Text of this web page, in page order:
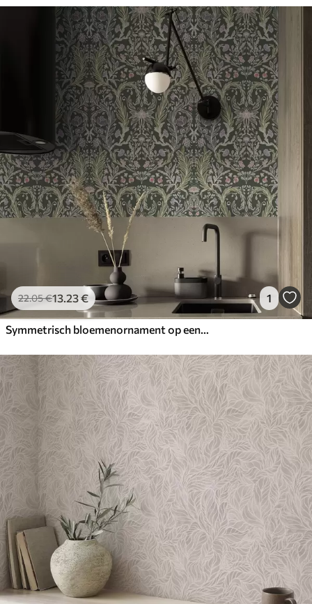
22.05€13.23€ 1
Symmetrisch bloemenornament op een donkergroene achtergrond